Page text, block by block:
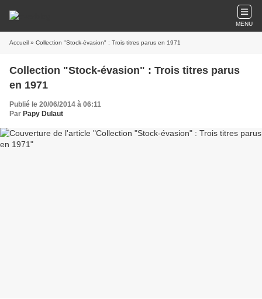
MENU
Accueil » Collection "Stock-évasion" : Trois titres parus en 1971
Collection "Stock-évasion" : Trois titres parus
en 1971
Publié le 20/06/2014 à 06:11
Par Papy Dulaut